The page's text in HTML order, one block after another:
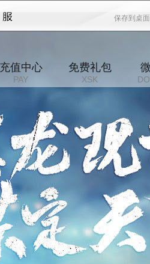
保存到桌
保存到桌面
充值中心
PAY
免费礼包
XSK